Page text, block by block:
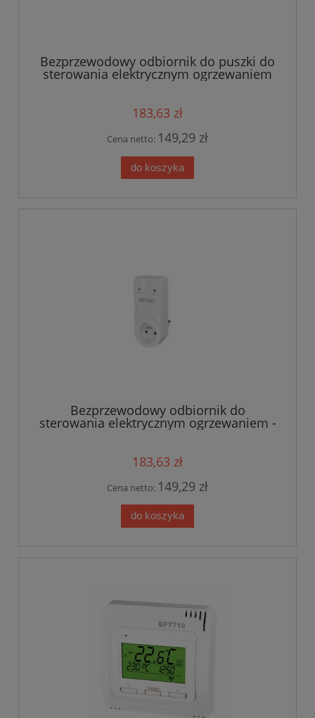
Bezprzewodowy odbiornik do puszki do
sterowania elektrycznym ogrzewaniem
BPT001
183,63 zł
Cena netto: 149,29 zł
do koszyka
Bezprzewodowy odbiornik do
sterowania elektrycznym ogrzewaniem -
wtykowy do gniazda BPT003
183,63 zł
Cena netto: 149,29 zł
do koszyka